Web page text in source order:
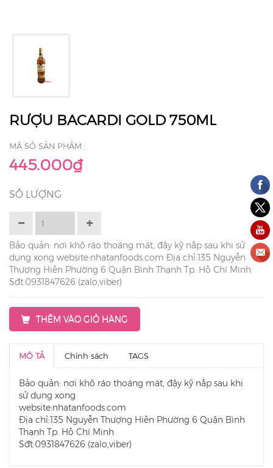
RƯỢU BACARDI GOLD 750ML
MÃ SỐ SẢN PHẨM :
445.000₫
SỐ LƯỢNG
Bảo quản: nơi khô ráo thoáng mát, đậy kỹ nắp sau khi sử
dụng xong website:nhatanfoods.com Địa chỉ:135 Nguyễn
Thượng Hiền Phường 6 Quận Bình Thạnh Tp. Hồ Chí Minh
Sđt:0931847626 (zalo,viber)
THÊM VÀO GIỎ HÀNG
MÔ TẢ Chính sách TAGS
Bảo quản: nơi khô ráo thoáng mát, đậy kỹ nắp sau khi
sử dụng xong
website:nhatanfoods.com
Địa chỉ:135 Nguyễn Thượng Hiền Phường 6 Quận Bình
Thạnh Tp. Hồ Chí Minh
Sđt:0931847626 (zalo,viber)